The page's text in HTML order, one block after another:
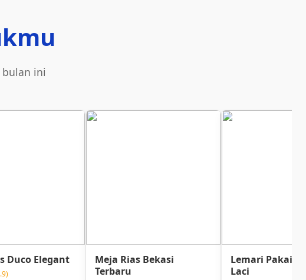
ini
Duco Elegant
Meja Rias Bekasi
Terbaru
Lemari
Laci